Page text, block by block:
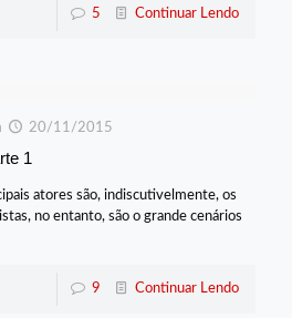
5 Continuar Lendo
20/11/2015
1
atores são, indiscutivelmente, os
no entanto, são o grande cenários
9 Continuar Lendo